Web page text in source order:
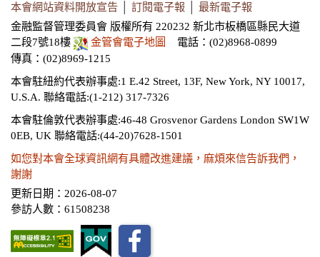
本會網站資料開放宣告
訂閱電子報
最新電子報
金融監督管理委員會 版權所有 220232 新北市板橋區縣民大道
二段7號18樓
金管會電子地圖
電話：(02)8968-0899
傳真：(02)8969-1215
本會駐紐約代表辦事處:1 E.42 Street, 13F, New York, NY 10017,
U.S.A. 聯絡電話:(1-212) 317-7326
本會駐倫敦代表辦事處:46-48 Grosvenor Gardens London SW1W
0EB, UK 聯絡電話:(44-20)7628-1501
如您對本會全球資訊網有具體改進建議，麻煩來信告訴我們，
謝謝
更新日期：2026-08-07
參訪人數：61508238